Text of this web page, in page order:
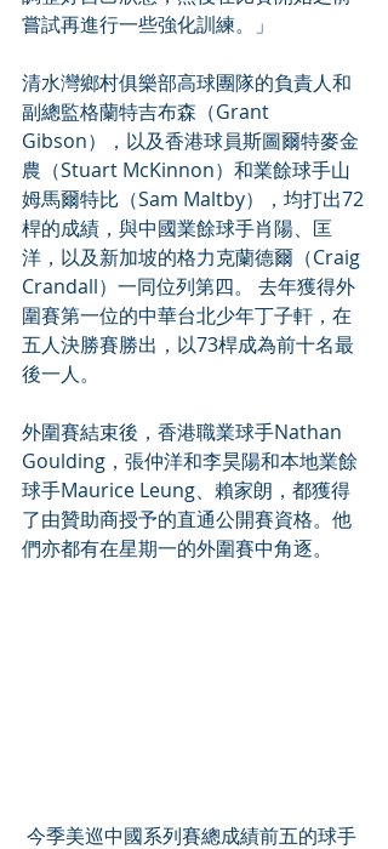
嘗試再進行一些強化訓練。」
清水灣鄉村俱樂部高球團隊的負責人和
副總監格蘭特吉布森（Grant
Gibson），以及香港球員斯圖爾特麥金
農（Stuart McKinnon）和業餘球手山
姆馬爾特比（Sam Maltby），均打出72
桿的成績，與中國業餘球手肖陽、匡
洋，以及新加坡的格力克蘭德爾（Craig
Crandall）一同位列第四。 去年獲得外
圍賽第一位的中華台北少年丁子軒，在
五人決勝賽勝出，以73桿成為前十名最
後一人。
外圍賽結束後，香港職業球手Nathan
Goulding，張仲洋和李昊陽和本地業餘
球手Maurice Leung、賴家朗，都獲得
了由贊助商授予的直通公開賽資格。他
們亦都有在星期一的外圍賽中角逐。